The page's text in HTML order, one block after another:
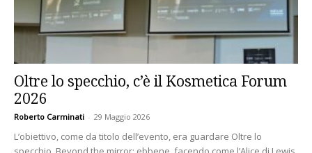
Oltre lo specchio, c’è il Kosmetica Forum
2026
Roberto Carminati - 29 Maggio 2026
L’obiettivo, come da titolo dell’evento, era guardare Oltre lo